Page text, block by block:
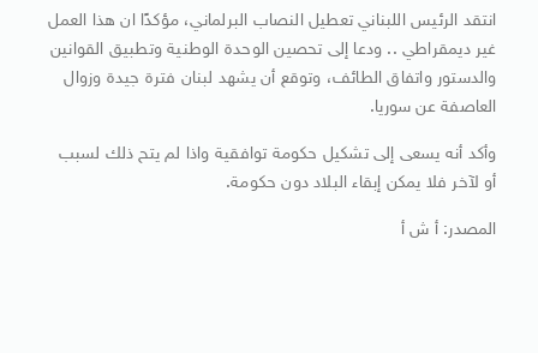
انتقد الرئيس اللبناني تعطيل النصاب البرلماني، مؤكدًا ان هذا العمل
غير ديمقراطي .. ودعا إلى تحصين الوحدة الوطنية وتطبيق القوانين
والدستور واتفاق الطائف، وتوقع أن يشهد لبنان فترة جيدة وزوال
العاصفة عن سوريا.
وأكد أنه يسعى إلى تشكيل حكومة توافقية واذا لم يتح ذلك لسبب
أو لآخر فلا يمكن إبقاء البلاد دون حكومة.
المصدر: أ ش أ